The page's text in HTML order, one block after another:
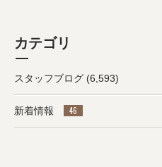
カテゴリ
スタッフブログ (6,593)
新着情報 46